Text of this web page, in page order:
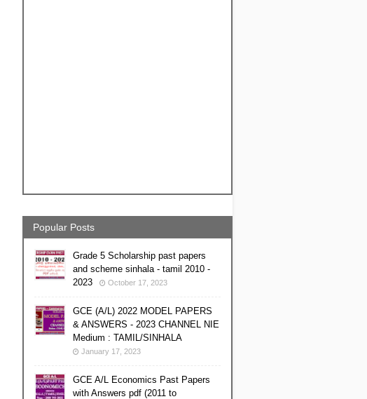
Popular Posts
Grade 5 Scholarship past papers
and scheme sinhala - tamil 2010 -
2023
October 17, 2023
GCE (A/L) 2022 MODEL PAPERS
& ANSWERS - 2023 CHANNEL NIE
Medium : TAMIL/SINHALA
January 17, 2023
GCE A/L Economics Past Papers
with Answers pdf (2011 to